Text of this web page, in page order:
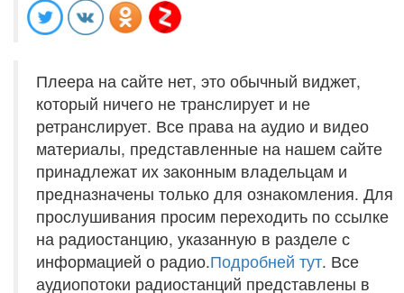
Плеера на сайте нет, это обычный виджет,
который ничего не транслирует и не
ретранслирует. Все права на аудио и видео
материалы, представленные на нашем сайте
принадлежат их законным владельцам и
предназначены только для ознакомления. Для
прослушивания просим переходить по ссылке
на радиостанцию, указанную в разделе с
информацией о радио.Подробней тут. Все
аудиопотоки радиостанций представлены в